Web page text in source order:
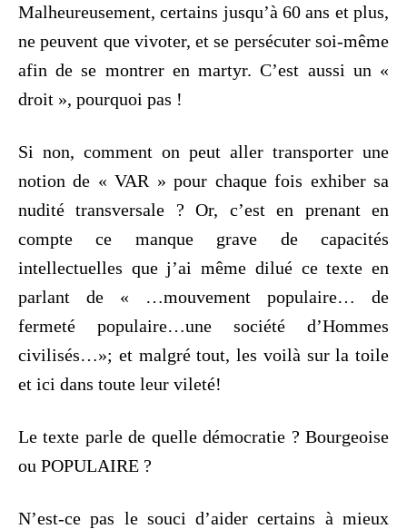
Malheureusement, certains jusqu’à 60 ans et plus,
ne peuvent que vivoter, et se persécuter soi-même
afin de se montrer en martyr. C’est aussi un «
droit », pourquoi pas !
Si non, comment on peut aller transporter une
notion de « VAR » pour chaque fois exhiber sa
nudité transversale ? Or, c’est en prenant en
compte ce manque grave de capacités
intellectuelles que j’ai même dilué ce texte en
parlant de « …mouvement populaire… de
fermeté populaire…une société d’Hommes
civilisés…»; et malgré tout, les voilà sur la toile
et ici dans toute leur vileté!
Le texte parle de quelle démocratie ? Bourgeoise
ou POPULAIRE ?
N’est-ce pas le souci d’aider certains à mieux